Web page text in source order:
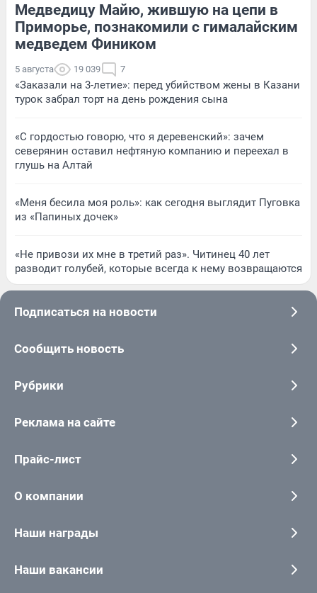
Медведицу Майю, жившую на цепи в
Приморье, познакомили с гималайским
медведем Фиником
5 августа 19 039 7
«Заказали на 3-летие»: перед убийством жены в Казани
турок забрал торт на день рождения сына
«С гордостью говорю, что я деревенский»: зачем
северянин оставил нефтяную компанию и переехал в
глушь на Алтай
«Меня бесила моя роль»: как сегодня выглядит Пуговка
из «Папиных дочек»
«Не привози их мне в третий раз». Читинец 40 лет
разводит голубей, которые всегда к нему возвращаются
Подписаться на новости
Сообщить новость
Рубрики
Реклама на сайте
Прайс-лист
О компании
Наши награды
Наши вакансии